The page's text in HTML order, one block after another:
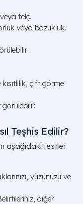
felç.
veya bozukluk.
çift görme
Teşhis Edilir?
aşağıdaki testler
yüzünüzü ve
diğer